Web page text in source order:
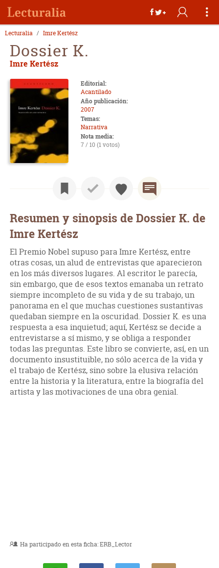
Lecturalia Imre Kertész
Dossier K.
Imre Kertész
Editorial:
Acantilado
Año publicación:
2007
Temas:
Narrativa
Nota media:
7 / 10 (1 votos)
Resumen y sinopsis de Dossier K. de
Imre Kertész
El Premio Nobel supuso para Imre Kertész, entre
otras cosas, un alud de entrevistas que aparecieron
en los más diversos lugares. Al escritor le parecía,
sin embargo, que de esos textos emanaba un retrato
siempre incompleto de su vida y de su trabajo, un
panorama en el que muchas cuestiones sustantivas
quedaban siempre en la oscuridad. Dossier K. es una
respuesta a esa inquietud; aquí, Kertész se decide a
entrevistarse a sí mismo, y se obliga a responder
todas las preguntas. Este libro se convierte, así, en un
documento insustituible, no sólo acerca de la vida y
el trabajo de Kertész, sino sobre la elusiva relación
entre la historia y la literatura, entre la biografía del
artista y las motivaciones de una obra genial.
Ha participado en esta ficha:ERB_Lector